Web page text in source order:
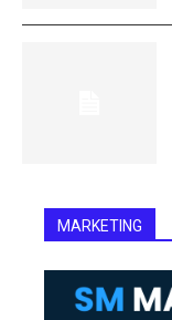
MARKETING